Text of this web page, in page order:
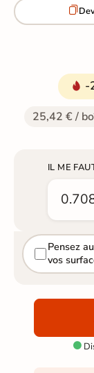

-
25,42 € /
IL ME
Pensez
vos
